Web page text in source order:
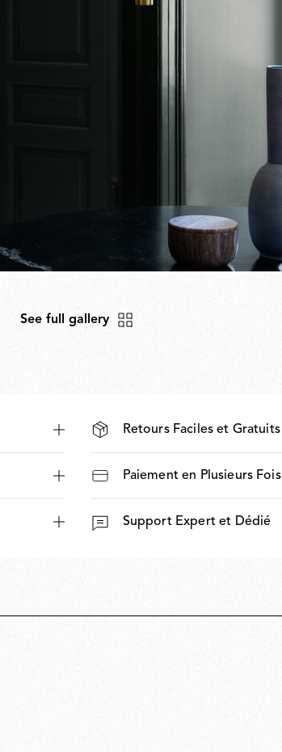
See full gallery
Retours Faciles et Gratuits
Paiement en Plusieurs Fois
Support Expert et Dédié